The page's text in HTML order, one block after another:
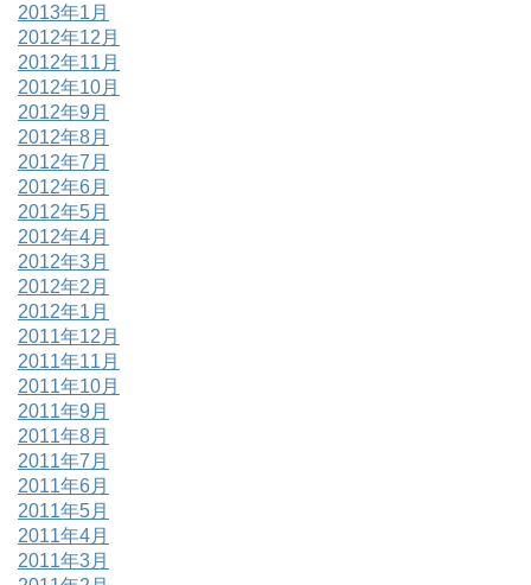
2013年1月
2012年12月
2012年11月
2012年10月
2012年9月
2012年8月
2012年7月
2012年6月
2012年5月
2012年4月
2012年3月
2012年2月
2012年1月
2011年12月
2011年11月
2011年10月
2011年9月
2011年8月
2011年7月
2011年6月
2011年5月
2011年4月
2011年3月